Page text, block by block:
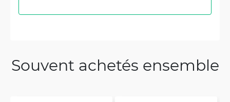
Souvent achetés ensemble